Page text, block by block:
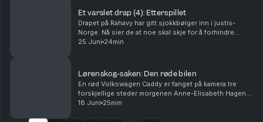
Et varslet drap (4): Etterspillet
Drapet på Rahavy har gitt sjokkbølger inn i justis-
Norge. Nå sier de at noe skal skje for å forhindre
lignende saker. Men kommer lovnadene til å bli fulgt
25 Juni 24min
Lørenskog-saken: Den røde bilen
En rød Volkswagen Caddy er fanget på kamera tre
forskjellige steder morgenen Anne-Elisabeth Hagen
forsvant. Politiet jakter svar: Hva gjorde den der?
18 Juni 25min